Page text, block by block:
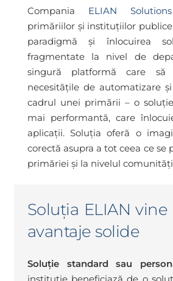
Compania ELIAN Solutions
primăriilor și instituțiilor
paradigmă și înlocuirea
fragmentate la nivel de
singură platformă care să
necesitățile de automatizare
cadrul unei primării – o
mai performantă, care
aplicații. Soluția oferă o
corectă asupra a tot ceea ce se
primăriei și la nivelul
Soluția ELIAN
avantaje solide
Soluție standard sau